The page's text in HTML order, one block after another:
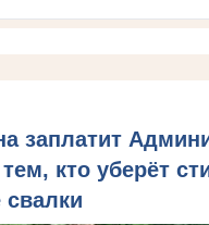
заплатит
тем, кто уберёт